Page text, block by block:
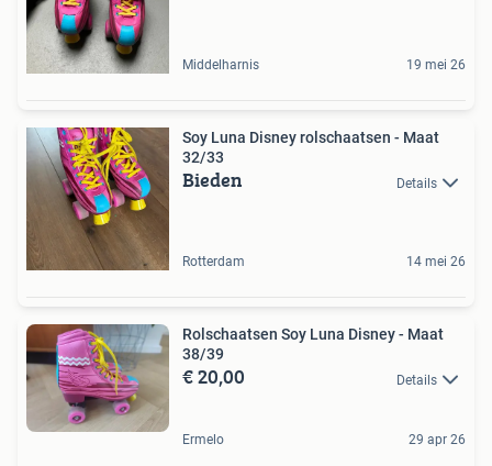
Middelharnis 19 mei 26
Soy Luna Disney rolschaatsen - Maat
32/33
Bieden Details
Rotterdam 14 mei 26
Rolschaatsen Soy Luna Disney - Maat
38/39
€ 20,00 Details
Ermelo 29 apr 26